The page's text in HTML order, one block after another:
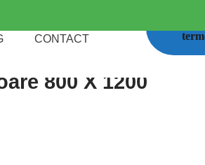
CONTACT
800 X 1200